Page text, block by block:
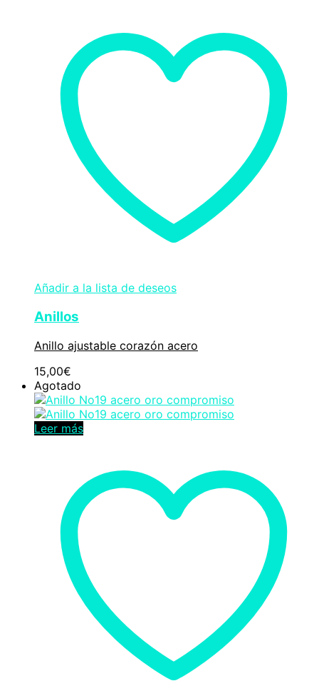
Añadir a la lista de deseos
Anillos
Anillo ajustable corazón acero
15,00€
Agotado
Leer más